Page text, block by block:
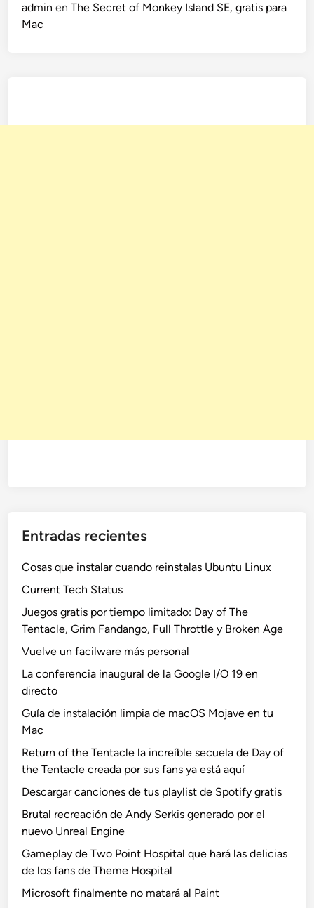
admin enThe Secret of Monkey Island SE, gratis para
Mac
Entradas recientes
Cosas que instalar cuando reinstalas Ubuntu Linux
Current Tech Status
Juegos gratis por tiempo limitado: Day of The
Tentacle, Grim Fandango, Full Throttle y Broken Age
Vuelve un facilware más personal
La conferencia inaugural de la Google I/O 19 en
directo
Guía de instalación limpia de macOS Mojave en tu
Mac
Return of the Tentacle la increíble secuela de Day of
the Tentacle creada por sus fans ya está aquí
Descargar canciones de tus playlist de Spotify gratis
Brutal recreación de Andy Serkis generado por el
nuevo Unreal Engine
Gameplay de Two Point Hospital que hará las delicias
de los fans de Theme Hospital
Microsoft finalmente no matará al Paint